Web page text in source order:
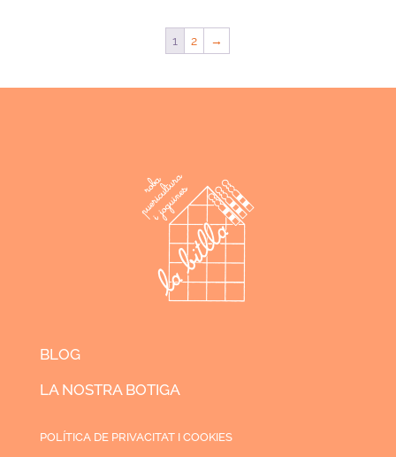
1 2 →
BLOG
LA NOSTRA BOTIGA
POLÍTICA DE PRIVACITAT I COOKIES